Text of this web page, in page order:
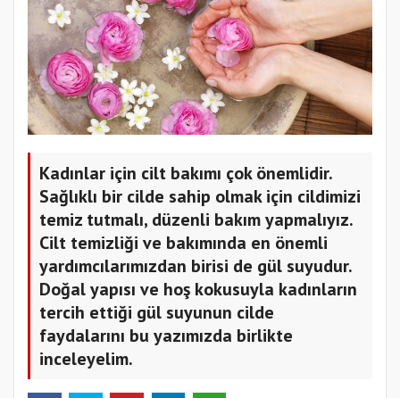
Kadınlar için cilt bakımı çok önemlidir.
Sağlıklı bir cilde sahip olmak için cildimizi
temiz tutmalı, düzenli bakım yapmalıyız.
Cilt temizliği ve bakımında en önemli
yardımcılarımızdan birisi de gül suyudur.
Doğal yapısı ve hoş kokusuyla kadınların
tercih ettiği gül suyunun cilde
faydalarını bu yazımızda birlikte
inceleyelim.